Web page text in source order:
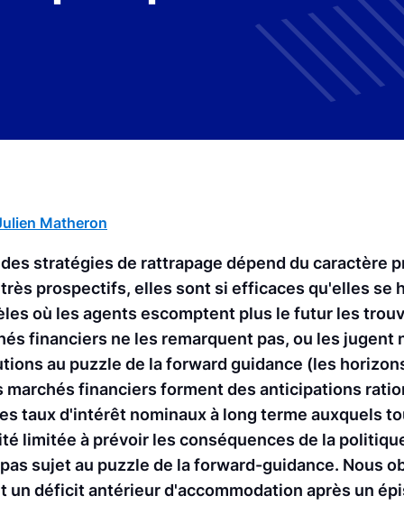
Matheron
stratégies de rattrapage dépend du caractère
prospectifs, elles sont si efficaces qu'elles se
où les agents escomptent plus le futur les
financiers ne les remarquent pas, ou les jugent
au puzzle de la forward guidance (les
financiers forment des anticipations
taux d'intérêt nominaux à long terme auxquels
limitée à prévoir les conséquences de la
sujet au puzzle de la forward-guidance. Nous
déficit antérieur d'accommodation après un